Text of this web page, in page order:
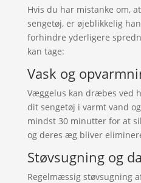
Hvis du har mistanke om,
sengetøj, er øjeblikkelig
forhindre yderligere
kan tage:
Vask og
Væggelus kan dræbes ved
dit sengetøj i varmt vand
mindst 30 minutter for at
og deres æg bliver
Støvsugning og
Regelmæssig støvsugning